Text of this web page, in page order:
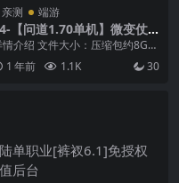
亲测 端游
【问道1.70单机】微变仗
长歌 +带图文攻略 +丰富时
称号坐骑 +GM工具 +虚拟机
键端 +视频安装教学
情介绍 文件大小：压缩包约8G
持系统：win7、win10、win11
1 年前 1.1K 30
单职业[裤衩6.1]免授权
后台